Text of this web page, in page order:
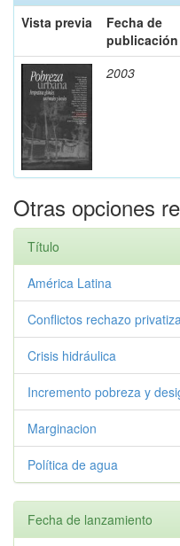
Vista previa
Fecha de
publicación
2003
Otras opciones
Título
América Latina
Conflictos rechazo
Crisis hidráulica
Incremento pobreza y
Marginacion
Política de agua
Fecha de lanzamiento